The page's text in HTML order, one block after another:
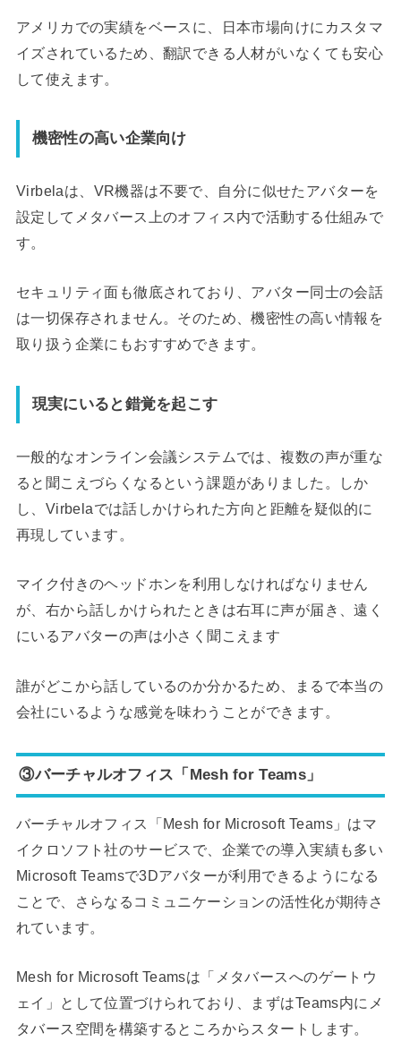
アメリカでの実績をベースに、日本市場向けにカスタマ
イズされているため、翻訳できる人材がいなくても安心
して使えます。
機密性の高い企業向け
Virbelaは、VR機器は不要で、自分に似せたアバターを
設定してメタバース上のオフィス内で活動する仕組みで
す。
セキュリティ面も徹底されており、アバター同士の会話
は一切保存されません。そのため、機密性の高い情報を
取り扱う企業にもおすすめできます。
現実にいると錯覚を起こす
一般的なオンライン会議システムでは、複数の声が重な
ると聞こえづらくなるという課題がありました。しか
し、Virbelaでは話しかけられた方向と距離を疑似的に
再現しています。
マイク付きのヘッドホンを利用しなければなりません
が、右から話しかけられたときは右耳に声が届き、遠く
にいるアバターの声は小さく聞こえます
誰がどこから話しているのか分かるため、まるで本当の
会社にいるような感覚を味わうことができます。
③バーチャルオフィス「Mesh for Teams」
バーチャルオフィス「Mesh for Microsoft Teams」はマ
イクロソフト社のサービスで、企業での導入実績も多い
Microsoft Teamsで3Dアバターが利用できるようになる
ことで、さらなるコミュニケーションの活性化が期待さ
れています。
Mesh for Microsoft Teamsは「メタバースへのゲートウ
ェイ」として位置づけられており、まずはTeams内にメ
タバース空間を構築するところからスタートします。